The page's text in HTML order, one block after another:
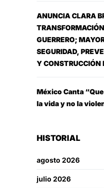
ANUNCIA CLARA
GUERRERO;
SEGURIDAD,
Y CONSTRUCCIÓN
México Canta
la vida y no la
HISTORIAL
agosto 2026
julio 2026